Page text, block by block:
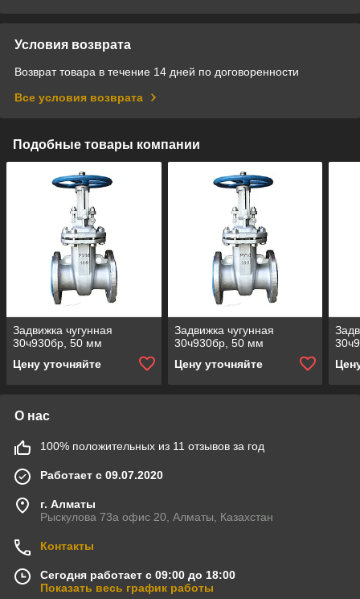
Условия возврата
Возврат товара в течение 14 дней по договоренности
Все условия возврата
Подобные товары компании
Задвижка чугунная
30ч930бр, 50 мм
Цену уточняйте
Задвижка чугунная
30ч930бр, 50 мм
Цену уточняйте
О нас
100% положительных из 11 отзывов за год
Работает с 09.07.2020
г. Алматы
Рыскулова 73а офис 20, Алматы, Казахстан
Контакты
Сегодня работает с 09:00 до 18:00
Показать весь график работы